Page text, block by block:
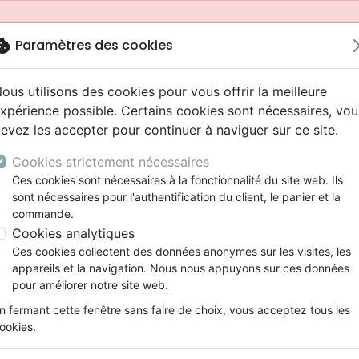
Nouveautés
Testaments
Etude biblique
Segond
Darby
Bandes dessinées
Souffrance, Relation d'aide
Ethique, société, politique
ans
Adolescents, jeunes
Latino, Folk
Soul
Rap, Hip-hop
Louange, Adoration
Pop, Rock
animés
conférences
Films, fiction
Jeux
Papeterie
depuis votre pays (United States).
spirituelle Art de tirer le meilleur parti de notre
Paramètres des cookies
utilisons des cookies pour vous offrir la meilleure
possible. Certains cookies sont nécessaires,
les accepter pour continuer à naviguer sur ce site.
Cookies strictement nécessaires
Ces cookies sont nécessaires à la fonctionnalité du site web. Ils
sont nécessaires pour l'authentification du client, le panier et la
commande.
Cookies analytiques
Ces cookies collectent des données anonymes sur les visites, les
appareils et la navigation. Nous nous appuyons sur ces données
pour améliorer notre site web.
fermant cette fenêtre sans faire de choix, vous acceptez tous les